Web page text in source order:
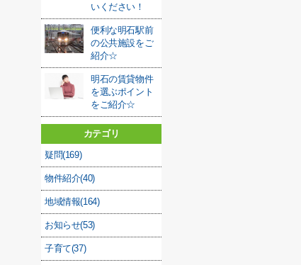
いください！
便利な明石駅前
の公共施設をご
紹介☆
明石の賃貸物件
を選ぶポイント
をご紹介☆
カテゴリ
疑問(169)
物件紹介(40)
地域情報(164)
お知らせ(53)
子育て(37)